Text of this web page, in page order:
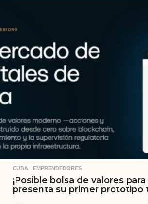
CUBA ,EMPRENDEDORES
¡Posible bolsa de valores
presenta su primer prototipo